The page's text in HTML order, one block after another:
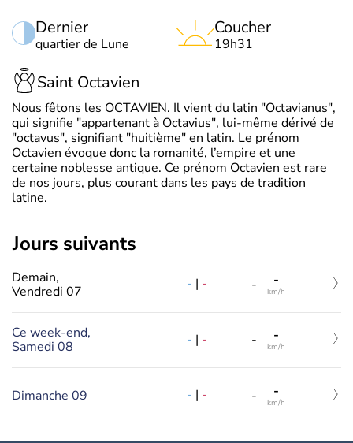
Dernier
quartier de Lune
Coucher
19h31
Saint Octavien
Nous fêtons les OCTAVIEN. Il vient du latin "Octavianus",
qui signifie "appartenant à Octavius", lui-même dérivé de
"octavus", signifiant "huitième" en latin. Le prénom
Octavien évoque donc la romanité, l’empire et une
certaine noblesse antique. Ce prénom Octavien est rare
de nos jours, plus courant dans les pays de tradition
latine.
jours suivants
Demain,
Vendredi 07
- | - - -
km/h
Ce week-end,
Samedi 08
- | - - -
km/h
Dimanche 09 - | - - -
km/h